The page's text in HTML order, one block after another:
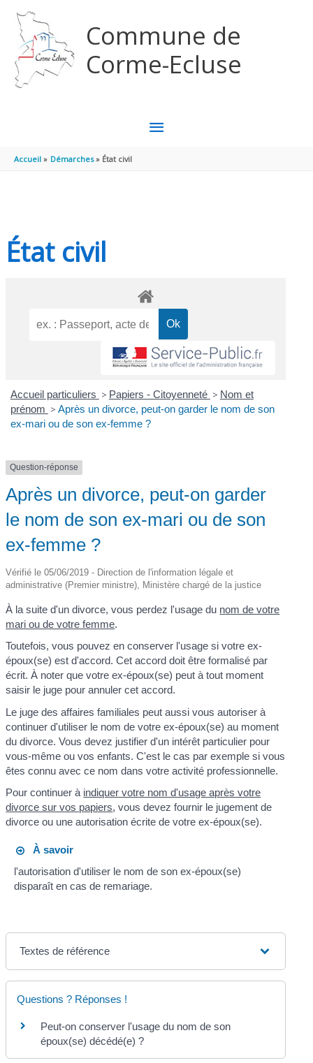
Commune de
Corme-Ecluse
MENU
Accueil Démarches État civil
État civil
Accueil particuliers > Papiers - Citoyenneté > Nom et
prénom > Après un divorce, peut-on garder le nom de son
ex-mari ou de son ex-femme ?
Question-réponse
Après un divorce, peut-on garder
le nom de son ex-mari ou de son
ex-femme ?
Vérifié le 05/06/2019 - Direction de l'information légale et
administrative (Premier ministre), Ministère chargé de la justice
À la suite d'un divorce, vous perdez l'usage du nom de votre
mari ou de votre femme.
Toutefois, vous pouvez en conserver l'usage si votre ex-
époux(se) est d'accord. Cet accord doit être formalisé par
écrit. À noter que votre ex-époux(se) peut à tout moment
saisir le juge pour annuler cet accord.
Le juge des affaires familiales peut aussi vous autoriser à
continuer d'utiliser le nom de votre ex-époux(se) au moment
du divorce. Vous devez justifier d'un intérêt particulier pour
vous-même ou vos enfants. C'est le cas par exemple si vous
êtes connu avec ce nom dans votre activité professionnelle.
Pour continuer à indiquer votre nom d'usage après votre
divorce sur vos papiers, vous devez fournir le jugement de
divorce ou une autorisation écrite de votre ex-époux(se).
À savoir
l'autorisation d'utiliser le nom de son ex-époux(se)
disparaît en cas de remariage.
Textes de référence
Questions ? Réponses !
Peut-on conserver l'usage du nom de son
époux(se) décédé(e) ?